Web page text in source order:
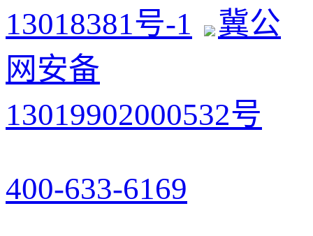
13018381号-1
冀公
网安备
13019902000532号
400-633-6169